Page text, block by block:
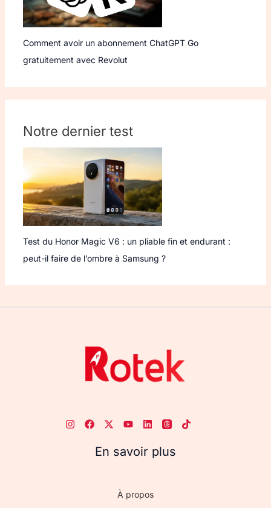
Comment avoir un abonnement ChatGPT Go
gratuitement avec Revolut
Notre dernier test
Test du Honor Magic V6 : un pliable fin et endurant :
peut-il faire de l’ombre à Samsung ?
En savoir plus
À propos